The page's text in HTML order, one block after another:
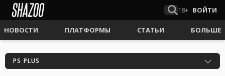
18+ ВОЙТИ
НОВОСТИ ПЛАТФОРМЫ СТАТЬИ БОЛЬШЕ
PS PLUS